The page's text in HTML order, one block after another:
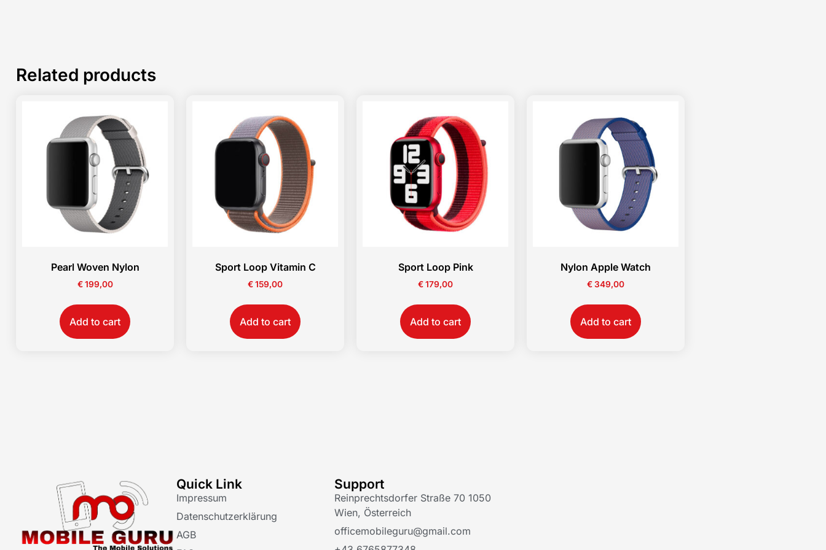
Related products
Pearl Woven Nylon
€199,00
Add to cart
Sport Loop Vitamin C
€159,00
Add to cart
Sport Loop Pink
€179,00
Add to cart
Nylon Apple Watch
€349,00
Add to cart
Quick Link
Impressum
Datenschutzerklärung
AGB
Support
Reinprechtsdorfer Straße 70 1050
Wien, Österreich
officemobileguru@gmail.com